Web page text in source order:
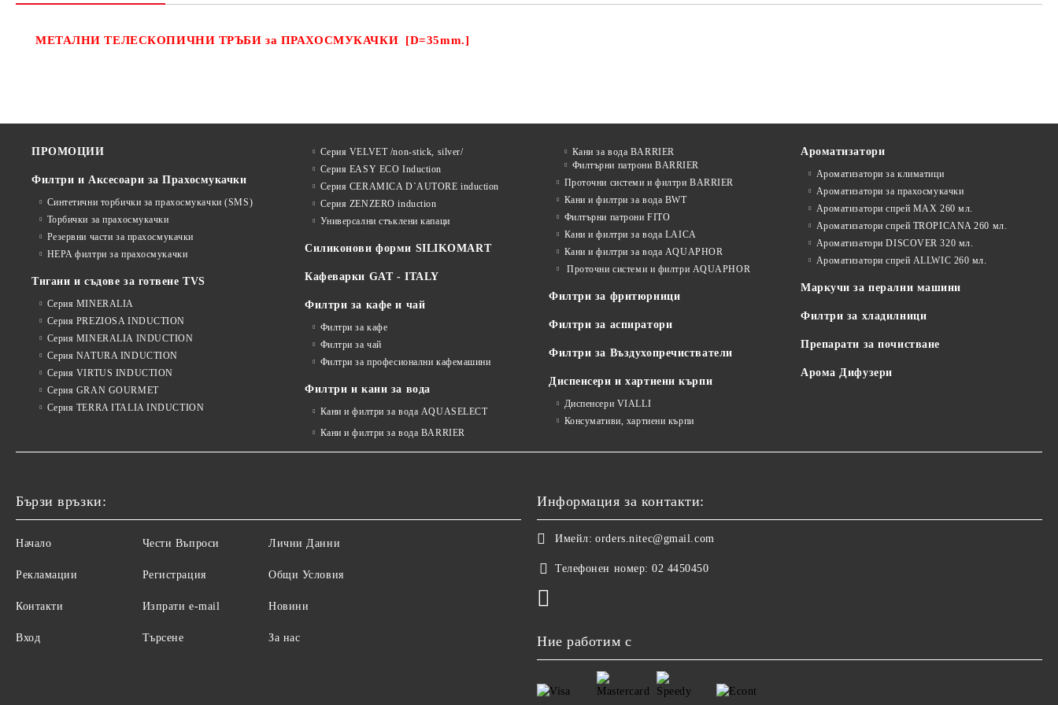
МЕТАЛНИ ТЕЛЕСКОПИЧНИ ТРЪБИ за ПРАХОСМУКАЧКИ [D=35mm.]
ПРОМОЦИИ
Филтри и Аксесоари за Прахосмукачки
Синтетични торбички за прахосмукачки (SMS)
Торбички за прахосмукачки
Резервни части за прахосмукачки
HEPA филтри за прахосмукачки
Тигани и съдове за готвене TVS
Серия MINERALIA
Серия PREZIOSA INDUCTION
Серия MINERALIA INDUCTION
Серия NATURA INDUCTION
Серия VIRTUS INDUCTION
Серия GRAN GOURMET
Серия TERRA ITALIA INDUCTION
Серия VELVET /non-stick, silver/
Серия EASY ECO Induction
Серия CERAMICA D`AUTORE induction
Серия ZENZERO induction
Универсални стъклени капаци
Силиконови форми SILIKOMART
Кафеварки GAT - ITALY
Филтри за кафе и чай
Филтри за кафе
Филтри за чай
Филтри за професионални кафемашини
Филтри и кани за вода
Кани и филтри за вода AQUASELECT
Кани и филтри за вода BARRIER
Кани за вода BARRIER
Филтърни патрони BARRIER
Проточни системи и филтри BARRIER
Кани и филтри за вода BWT
Филтърни патрони FITO
Кани и филтри за вода LAICA
Кани и филтри за вода AQUAPHOR
Проточни системи и филтри AQUAPHOR
Филтри за фритюрници
Филтри за аспиратори
Филтри за Въздухопречистватели
Диспенсери и хартиени кърпи
Диспенсери VIALLI
Консумативи, хартиени кърпи
Ароматизатори
Ароматизатори за климатици
Ароматизатори за прахосмукачки
Ароматизатори спрей MAX 260 мл.
Ароматизатори спрей TROPICANA 260 мл.
Ароматизатори DISCOVER 320 мл.
Ароматизатори спрей ALLWIC 260 мл.
Маркучи за перални машини
Филтри за хладилници
Препарати за почистване
Арома Дифузери
Бързи връзки:
Начало
Рекламации
Контакти
Вход
Чести Въпроси
Регистрация
Изпрати e-mail
Търсене
Лични Данни
Общи Условия
Новини
За нас
Информация за контакти:
Имейл: orders.nitec@gmail.com
Телефонен номер: 02 4450450
Ние работим с